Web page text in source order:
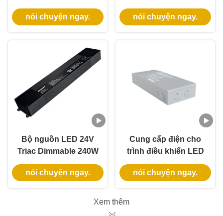
DC 12V Chuyển đổi
lớp 2 An toàn Triac
nói chuyện ngay.
Ultra Slim 20W đến
96W 12V 24V DC
nói chuyện ngay.
Bộ nguồn LED 24V
Triac Dimmable 240W
320W 60Hz cho Đèn
tuyến tính
nói chuyện ngay.
Cung cấp điện cho
trình điều khiển LED
lớp 2 30W cho hộp
giao lộ được chứng
nói chuyện ngay.
Xem thêm